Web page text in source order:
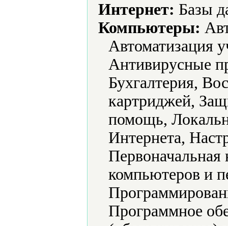
Интернет: Базы
Компьютеры:
Автоматизация
Антивирусные
Бухгалтерия,
картриджей,
помощь,
Интернета,
компьютеров и
Программное